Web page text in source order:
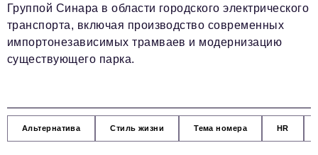
Группой Синара в области городского электрического
транспорта, включая производство современных
импортонезависимых трамваев и модернизацию
существующего парка.
Альтернатива Стиль жизни Тема номера HR